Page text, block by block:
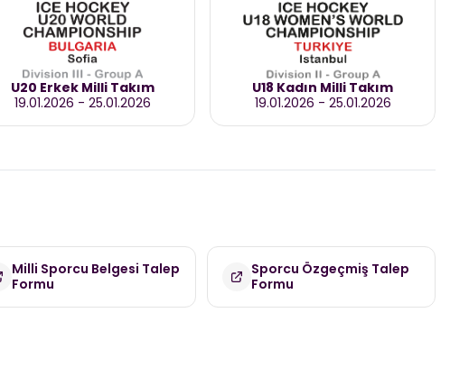
U20 Erkek Milli Takım
19.01.2026 -25.01.2026
U18 Kadın Milli Takım
19.01.2026 - 25.01.2026
Milli Sporcu Belgesi Talep
Formu
Sporcu Özgeçmiş Talep
Formu